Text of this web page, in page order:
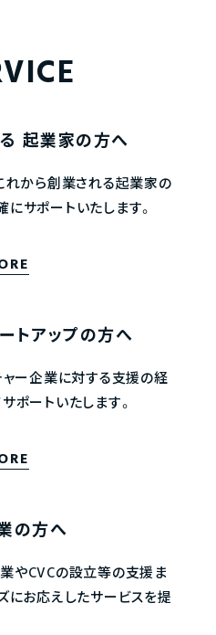
起業家の方へ
れから創業される起業家の
サポートいたします。
トアップの方へ
ー企業に対する支援の経
ポートいたします。
の方へ
やCVCの設立等の支援ま
お応えしたサービスを提